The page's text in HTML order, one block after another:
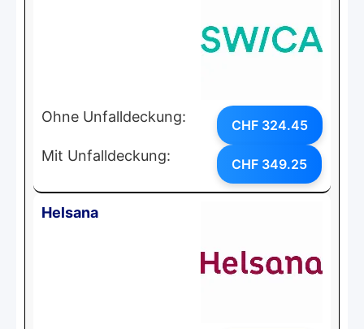
Ohne Unfalldeckung: CHF 324.45
Mit Unfalldeckung: CHF 349.25
Helsana